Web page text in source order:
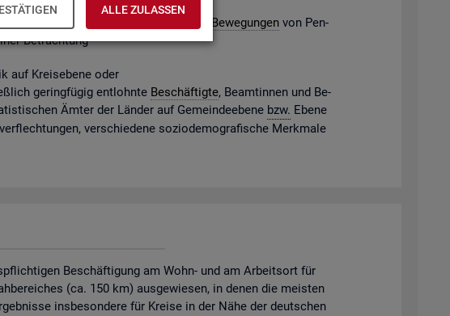
ALLE ZULASSEN
die er­werbs­be­ding­ten po­ten­ti­el­len Be­we­gun­genvon Pen­
Be­trach­tung
auf Kreis­ebe­ne oder
ge­ring­fü­gig ent­lohn­te Be­schäf­tig­te, Be­am­tin­nen und Be­
Ämter der Län­der auf Ge­mein­de­ebe­ne bzw. Ebene
ver­schie­de­ne so­zio­de­mo­gra­fi­sche Merk­ma­le
Beschäftigung am Wohn- und am Arbeitsort für
(ca. 150 km) ausgewiesen, in denen die meisten
insbesondere für Kreise in der Nähe der deutschen